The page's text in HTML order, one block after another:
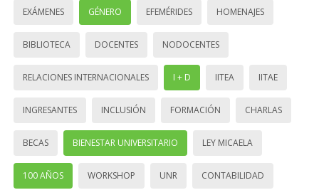
EXÁMENES GÉNERO EFEMÉRIDES HOMENAJES
BIBLIOTECA DOCENTES NODOCENTES
RELACIONES INTERNACIONALES I + D IITEA IITAE
INGRESANTES INCLUSIÓN FORMACIÓN CHARLAS
BECAS BIENESTAR UNIVERSITARIO LEY MICAELA
100 AÑOS WORKSHOP UNR CONTABILIDAD